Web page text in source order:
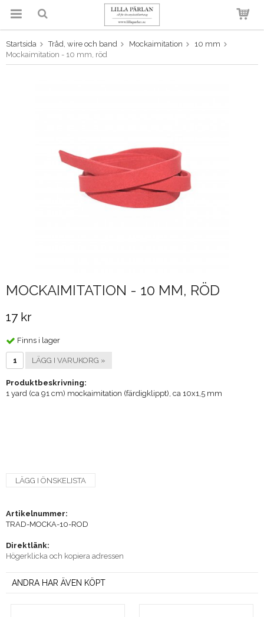
Produkten har blivit tillagd i
Startsida Tråd, wire och band Mockaimitation
10 mm
Mockaimitation - 10 mm, röd
MOCKAIMITATION - 10 MM, RÖD
17 kr
Finns i lager
LÄGG I VARUKORG »
Produktbeskrivning:
1 yard (ca 91 cm) mockaimitation (färdigklippt), ca 10x1,5 mm
LÄGG I ÖNSKELISTA
Artikelnummer:
TRAD-MOCKA-10-ROD
Direktlänk:
Högerklicka och kopiera adressen
ANDRA HAR ÄVEN KÖPT